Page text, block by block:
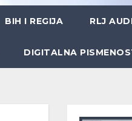
BIH I REGIJA RLJ
DIGITALNA